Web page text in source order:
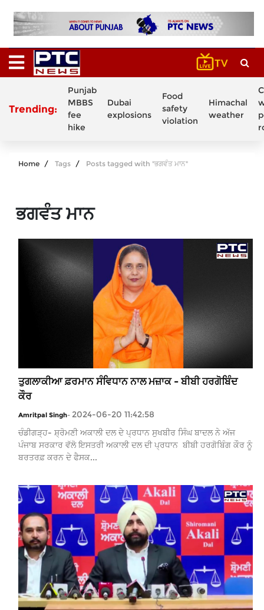
Trending:
Punjab
MBBS
fee
hike
Dubai
explosions
Food
safety
violation
Himachal
weather
Home Tags Posts tagged with "ਭਗਵੰਤ ਮਾਨ"
ਭਗਵੰਤ ਮਾਨ
ਤੁਗਲਾਕੀਆ ਫ਼ਰਮਾਨ ਸੰਵਿਧਾਨ ਨਾਲ ਮਜ਼ਾਕ - ਬੀਬੀ ਹਰਗੋਬਿੰਦ
ਕੌਰ
Amritpal Singh- 2024-06-20 11:42:58
ਚੰਡੀਗੜ੍ਹ- ਸ਼੍ਰੋਮਣੀ ਅਕਾਲੀ ਦਲ ਦੇ ਪ੍ਰਧਾਨ ਸੁਖਬੀਰ ਸਿੰਘ ਬਾਦਲ ਨੇ ਅੱਜ
ਪੰਜਾਬ ਸਰਕਾਰ ਵੱਲੋ ਇਸਤਰੀ ਅਕਾਲੀ ਦਲ ਦੀ ਪ੍ਰਧਾਨ ਬੀਬੀ ਹਰਗੋਬਿੰਗ ਕੌਰ ਨੂੰ
ਬਰਤਰਫ਼ ਕਰਨ ਦੇ ਫੈਸਕ...